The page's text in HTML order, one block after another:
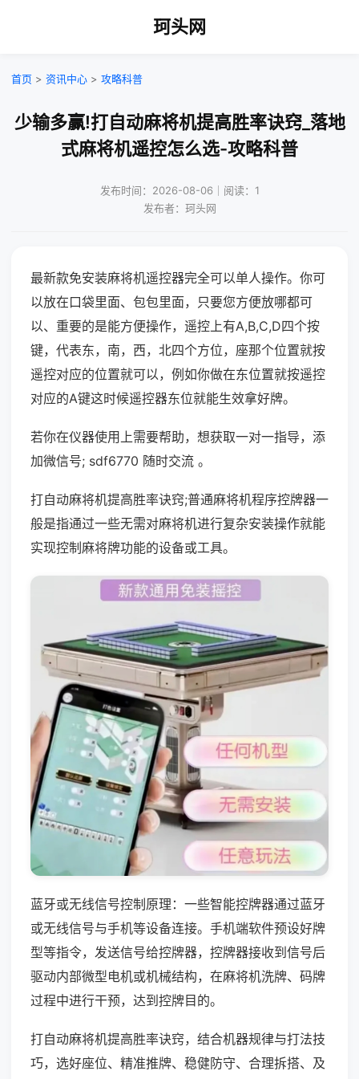
珂头网
首页 > 资讯中心 > 攻略科普
少输多赢!打自动麻将机提高胜率诀窍_落地
式麻将机遥控怎么选-攻略科普
发布时间：2026-08-06｜阅读：1
发布者：珂头网
最新款免安装麻将机遥控器完全可以单人操作。你可
以放在口袋里面、包包里面，只要您方便放哪都可
以、重要的是能方便操作，遥控上有A,B,C,D四个按
键，代表东，南，西，北四个方位，座那个位置就按
遥控对应的位置就可以，例如你做在东位置就按遥控
对应的A键这时候遥控器东位就能生效拿好牌。
若你在仪器使用上需要帮助，想获取一对一指导，添
加微信号; sdf6770 随时交流 。
打自动麻将机提高胜率诀窍;普通麻将机程序控牌器一
般是指通过一些无需对麻将机进行复杂安装操作就能
实现控制麻将牌功能的设备或工具。
蓝牙或无线信号控制原理：一些智能控牌器通过蓝牙
或无线信号与手机等设备连接。手机端软件预设好牌
型等指令，发送信号给控牌器，控牌器接收到信号后
驱动内部微型电机或机械结构，在麻将机洗牌、码牌
过程中进行干预，达到控牌目的。
打自动麻将机提高胜率诀窍，结合机器规律与打法技
巧，选好座位、精准推牌、稳健防守、合理拆搭、及